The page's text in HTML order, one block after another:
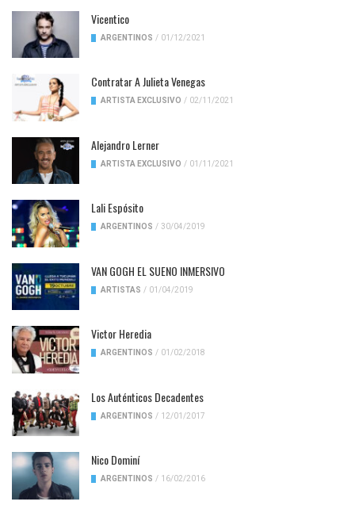
Vicentico
ARGENTINOS / 01/12/2021
Contratar A Julieta Venegas
ARTISTA EXCLUSIVO / 02/11/2021
Alejandro Lerner
ARTISTA EXCLUSIVO / 01/11/2021
Lali Espósito
ARGENTINOS / 30/04/2019
VAN GOGH EL SUENO INMERSIVO
ARTISTAS / 01/04/2019
Victor Heredia
ARGENTINOS / 01/02/2018
Los Auténticos Decadentes
ARGENTINOS / 12/01/2017
Nico Dominí
ARGENTINOS / 16/02/2016